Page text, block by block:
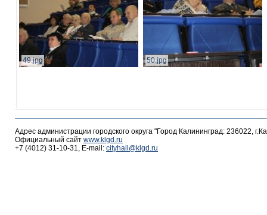
49.jpg 50.jpg
Адрес администрации городского округа "Город Калининград: 236022,
Официальный сайт www.klgd.ru
+7 (4012) 31-10-31, E-mail: cityhall@klgd.ru